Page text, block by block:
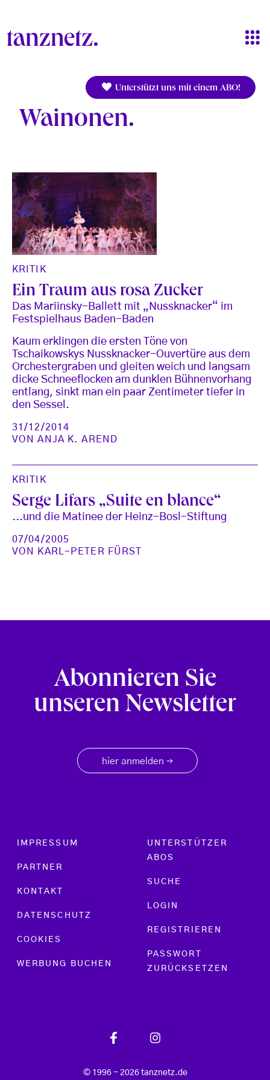
Unterstützt uns mit einem ABO!
Wainonen
KRITIK
Ein Traum aus rosa Zucker
Das Mariinsky-Ballett mit „Nussknacker“ im
Festspielhaus Baden-Baden
Kaum erklingen die ersten Töne von
Tschaikowskys Nussknacker-Ouvertüre aus dem
Orchestergraben und gleiten weich und langsam
dicke Schneeflocken am dunklen Bühnenvorhang
entlang, sinkt man ein paar Zentimeter tiefer in
den Sessel.
31/12/2014
VONANJA K. AREND
KRITIK
Serge Lifars „Suite en blance“
...und die Matinee der Heinz-Bosl-Stiftung
07/04/2005
VON
KARL-PETER FÜRST
Abonnieren Sie
unseren Newsletter
hier anmelden →
Footer menu
IMPRESSUM
PARTNER
KONTAKT
DATENSCHUTZ
COOKIES
WERBUNG BUCHEN
UNTERSTÜTZER
ABOS
SUCHE
LOGIN
REGISTRIEREN
PASSWORT
ZURÜCKSETZEN
© 1996 - 2026 tanznetz.de